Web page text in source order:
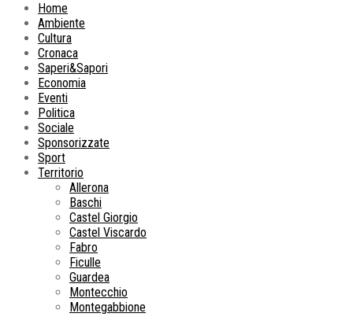
Home
Ambiente
Cultura
Cronaca
Saperi&Sapori
Economia
Eventi
Politica
Sociale
Sponsorizzate
Sport
Territorio
Allerona
Baschi
Castel Giorgio
Castel Viscardo
Fabro
Ficulle
Guardea
Montecchio
Montegabbione